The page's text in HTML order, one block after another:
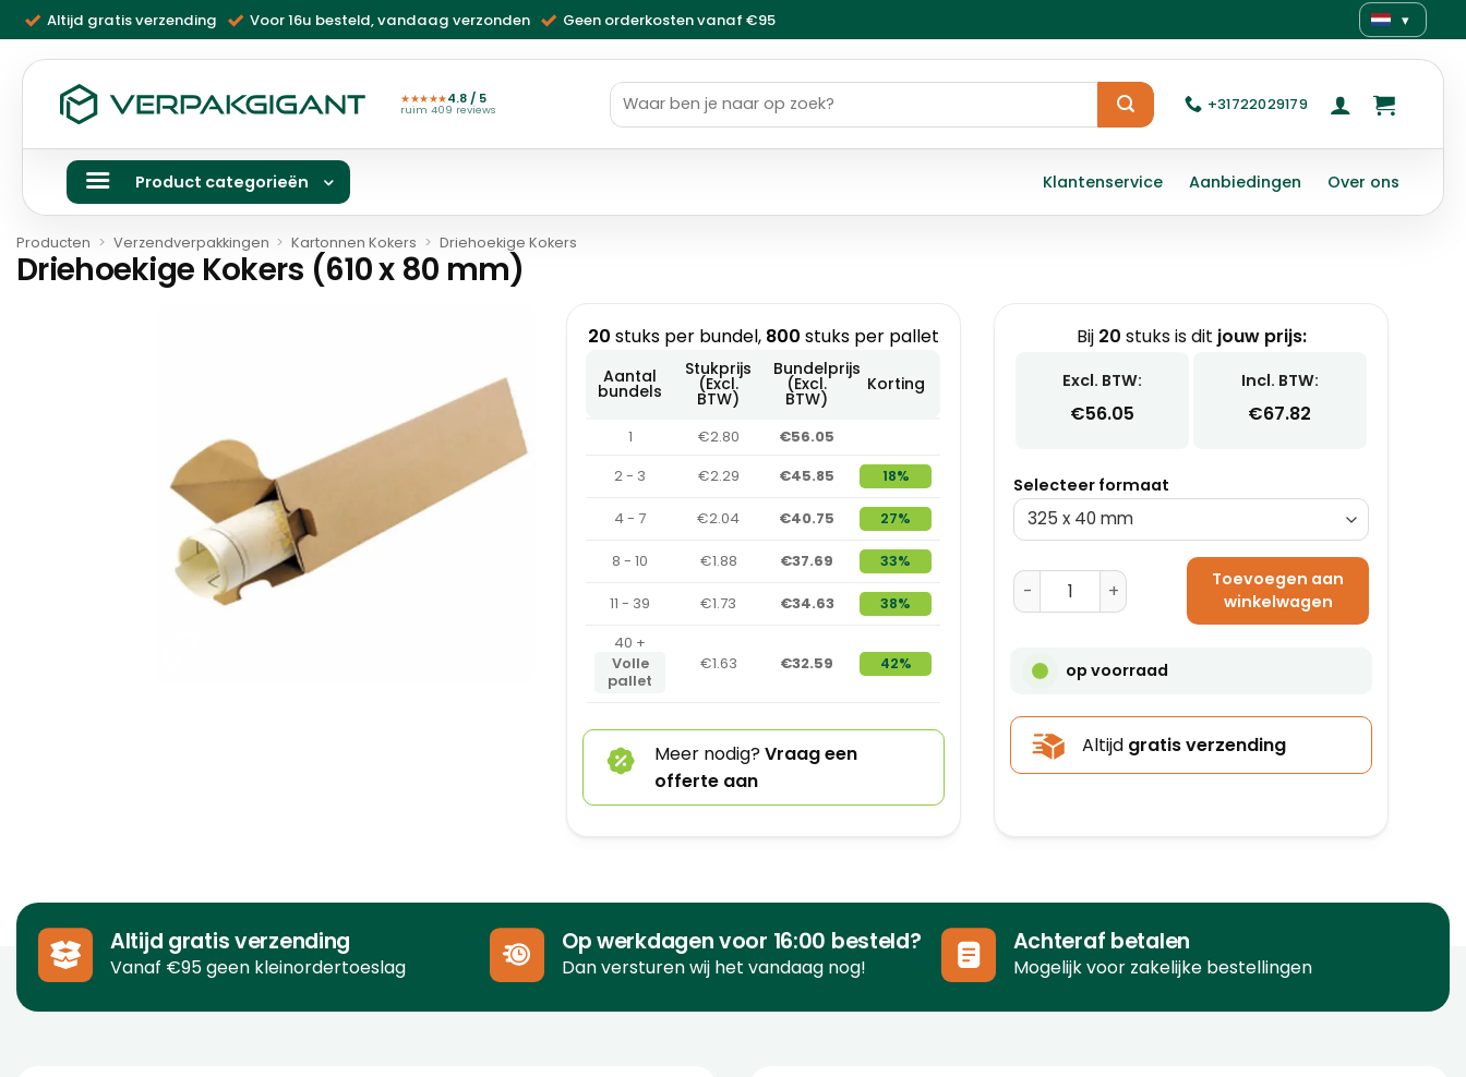
naar
inhoud
Altijd gratis verzending Voor 16u besteld, vandaag verzonden Geen orderkosten vanaf €95 ▾
★★★★★4.8 / 5
ruim 409 reviews
Zoeken
naar:
+31722029179
Product categorieën Klantenservice Aanbiedingen Over ons
Producten > Verzendverpakkingen > Kartonnen Kokers > Driehoekige Kokers
Driehoekige Kokers (610 x 80 mm)
20 stuks per bundel, 800 stuks per pallet
Aantal
bundels
Stukprijs
(Excl.
BTW)
Bundelprijs
(Excl.
BTW)
Korting
1 €2.80
€56.05
2 - 3
€2.29 €45.85 18%
4 - 7 €2.04 €40.75 27%
8 - 10 €1.88 €37.69 33%
11 - 39 €1.73 €34.63
38%
40 +
Volle
pallet
€1.63 €32.59 42%
Meer nodig?Vraag een
offerte aan
Bij 20 stuks is dit jouw prijs:
Excl. BTW:
€56.05
Incl. BTW:
€67.82
Selecteer formaat
Driehoekige Kokers (610 x 80 mm) aantal
Toevoegen aan
winkelwagen
op voorraad
Altijd gratis verzending
Altijd gratis verzending
Vanaf €95 geen kleinordertoeslag
Op werkdagen voor 16:00 besteld?
Dan versturen wij het vandaag nog!
Achteraf betalen
Mogelijk voor zakelijke bestellingen